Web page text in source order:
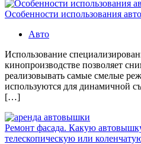
Особенности использования
Авто
Использование
кинопроизводстве позволяет
реализовывать самые смелые
используются для динамичной
[…]
Ремонт фасада. Какую
телескопическую или